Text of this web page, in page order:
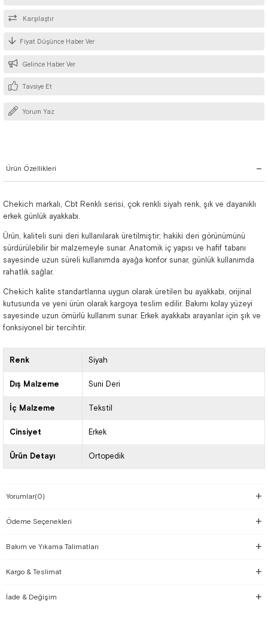
Karşılaştır
Fiyat Düşünce Haber Ver
Gelince Haber Ver
Tavsiye Et
Yorum Yaz
Ürün Özellikleri
Chekich markalı, Cbt Renklı serisi, çok renkli siyah renk, şık ve dayanıklı
erkek günlük ayakkabı.
Ürün, kaliteli suni deri kullanılarak üretilmiştir; hakiki deri görünümünü
sürdürülebilir bir malzemeyle sunar. Anatomik iç yapısı ve hafif tabanı
sayesinde uzun süreli kullanımda ayağa konfor sunar, günlük kullanımda
rahatlık sağlar.
Chekich kalite standartlarına uygun olarak üretilen bu ayakkabı, orijinal
kutusunda ve yeni ürün olarak kargoya teslim edilir. Bakımı kolay yüzeyi
sayesinde uzun ömürlü kullanım sunar. Erkek ayakkabı arayanlar için şık ve
fonksiyonel bir tercihtir.
Renk Siyah
Dış Malzeme Suni Deri
İç Malzeme Tekstil
Cinsiyet Erkek
Ürün Detayı Ortopedik
Yorumlar(0)
Ödeme Seçenekleri
Bakım ve Yıkama Talimatları
Kargo & Teslimat
İade & Değişim